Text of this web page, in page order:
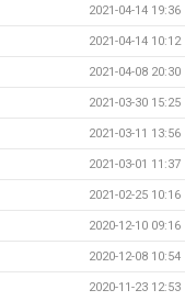
2021-04-14 19:36
2021-04-14 10:12
2021-04-08 20:30
2021-03-30 15:25
2021-03-11 13:56
2021-03-01 11:37
2021-02-25 10:16
2020-12-10 09:16
2020-12-08 10:54
2020-11-23 12:53